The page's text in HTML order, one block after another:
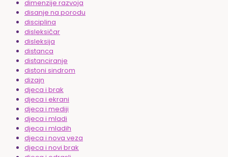
dimenzije razvoja
disanje na porodu
disciplina
disleksičar
disleksija
distanca
distanciranje
distoni sindrom
dizajn
djeca i brak
djeca i ekrani
djeca i mediji
djeca i mladi
djeca i mladih
djeca i nova veza
djeca i novi brak